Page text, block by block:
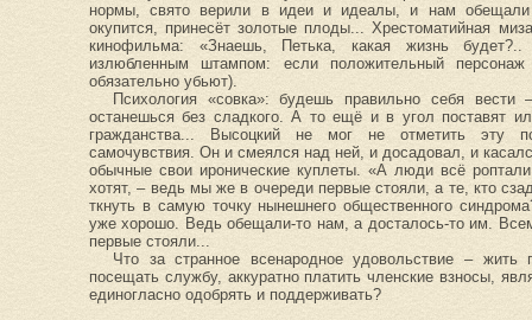
нормы, свято верили в идеи и идеалы, и нам
окупится, принесёт золотые плоды... Хрестоматийная
кинофильма: «Знаешь, Петька, какая жизнь
излюбленным штампом: если положительный
обязательно убьют).
Психология «совка»: будешь правильно себя
останешься без сладкого. А то ещё и в угол поставят
гражданства... Высоцкий не мог не отметить эту
самочувствия. Он и смеялся над ней, и досадовал, и
обычные свои иронические куплеты. «А люди всё
хотят, – ведь мы же в очереди первые стояли, а те, кто
ткнуть в самую точку нынешнего общественного
уже хорошо. Ведь обещали-то нам, а досталось-то им.
первые стояли...
Что за странное всенародное удовольствие – жить
посещать службу, аккуратно платить членские взносы,
единогласно одобрять и поддерживать?